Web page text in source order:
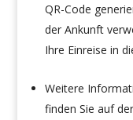
QR-Code
der Ankunft
Ihre Einreise in
Weitere
finden Sie auf